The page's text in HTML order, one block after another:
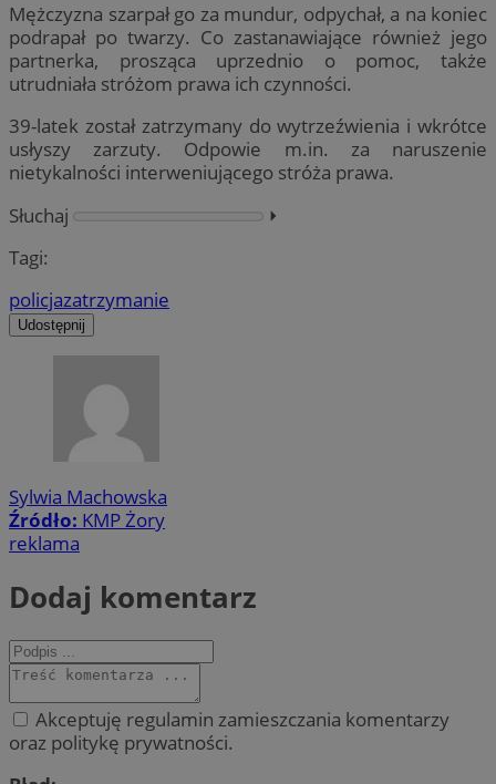
Mężczyzna szarpał go za mundur, odpychał, a na koniec
podrapał po twarzy. Co zastanawiające również jego
partnerka, prosząca uprzednio o pomoc, także
utrudniała stróżom prawa ich czynności.
39-latek został zatrzymany do wytrzeźwienia i wkrótce
usłyszy zarzuty. Odpowie m.in. za naruszenie
nietykalności interweniującego stróża prawa.
Słuchaj
⏵︎
Tagi:
policjazatrzymanie
Udostępnij
Sylwia Machowska
Źródło: KMP Żory
reklama
Dodaj komentarz
Akceptuję regulamin zamieszczania komentarzy
oraz politykę prywatności.